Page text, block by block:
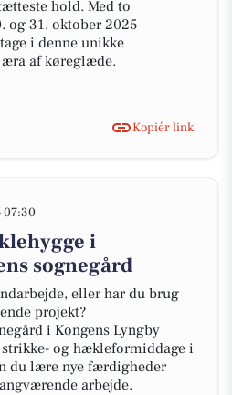
hold. Med to
og 31. oktober 2025
i denne unikke
af køreglæde.
Kopiér link
07:30
i
sognegård
eller har du brug
projekt?
i Kongens Lyngby
og hækleformiddage i
du lære nye færdigheder
arbejde.